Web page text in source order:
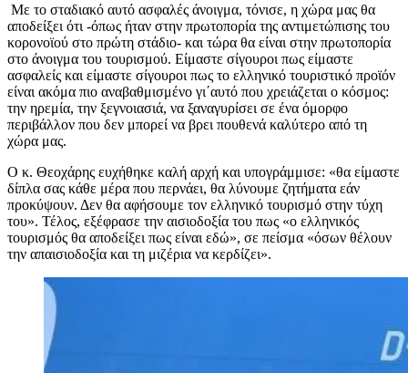
Με το σταδιακό αυτό ασφαλές άνοιγμα, τόνισε, η χώρα μας θα
αποδείξει ότι -όπως ήταν στην πρωτοπορία της αντιμετώπισης του
κορονοϊού στο πρώτη στάδιο- και τώρα θα είναι στην πρωτοπορία
στο άνοιγμα του τουρισμού. Είμαστε σίγουροι πως είμαστε
ασφαλείς και είμαστε σίγουροι πως το ελληνικό τουριστικό προϊόν
είναι ακόμα πιο αναβαθμισμένο γι΄αυτό που χρειάζεται ο κόσμος:
την ηρεμία, την ξεγνοιασιά, να ξαναγυρίσει σε ένα όμορφο
περιβάλλον που δεν μπορεί να βρει πουθενά καλύτερο από τη
χώρα μας.
Ο κ. Θεοχάρης ευχήθηκε καλή αρχή και υπογράμμισε: «θα είμαστε
δίπλα σας κάθε μέρα που περνάει, θα λύνουμε ζητήματα εάν
προκύψουν. Δεν θα αφήσουμε τον ελληνικό τουρισμό στην τύχη
του». Τέλος, εξέφρασε την αισιοδοξία του πως «ο ελληνικός
τουρισμός θα αποδείξει πως είναι εδώ», σε πείσμα «όσων θέλουν
την απαισιοδοξία και τη μιζέρια να κερδίζει».